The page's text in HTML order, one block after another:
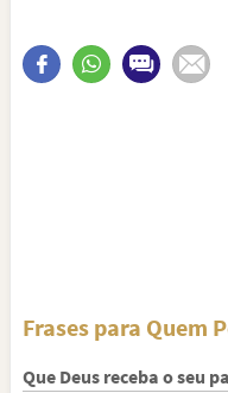
FRASES DE LUTO PARA AMIGO
Frases para Quem
Que Deus receba o seu